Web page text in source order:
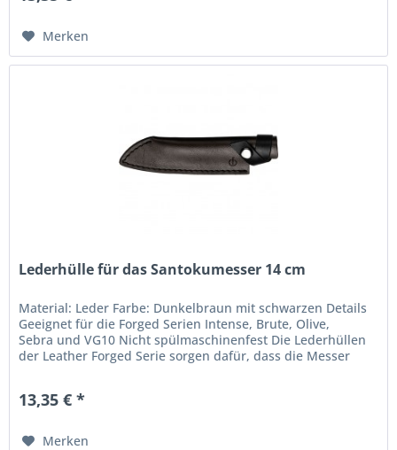
Merken
Lederhülle für das Santokumesser 14 cm
Material: Leder Farbe: Dunkelbraun mit schwarzen Details
Geeignet für die Forged Serien Intense, Brute, Olive,
Sebra und VG10 Nicht spülmaschinenfest Die Lederhüllen
der Leather Forged Serie sorgen dafür, dass die Messer
13,35 € *
Merken